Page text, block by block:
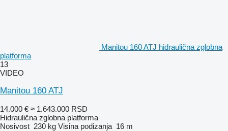
Manitou 160 ATJ hidraulična zglobna
platforma
13
VIDEO
Manitou 160 ATJ
14.000 € ≈ 1.643.000 RSD
Hidraulična zglobna platforma
Nosivost 230 kg Visina podizanja 16 m